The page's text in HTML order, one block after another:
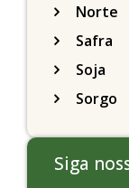
Norte
Safra
Soja
Sorgo
Siga